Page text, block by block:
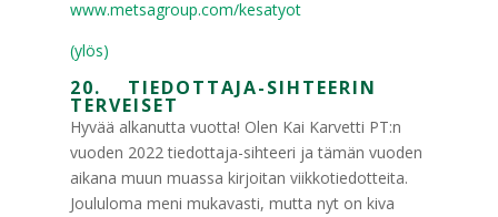
www.metsagroup.com/kesatyot
(ylös)
20. TIEDOTTAJA-SIHTEERIN
TERVEISET
Hyvää alkanutta vuotta! Olen Kai Karvetti PT:n
vuoden 2022 tiedottaja-sihteeri ja tämän vuoden
aikana muun muassa kirjoitan viikkotiedotteita.
Joululoma meni mukavasti, mutta nyt on kiva